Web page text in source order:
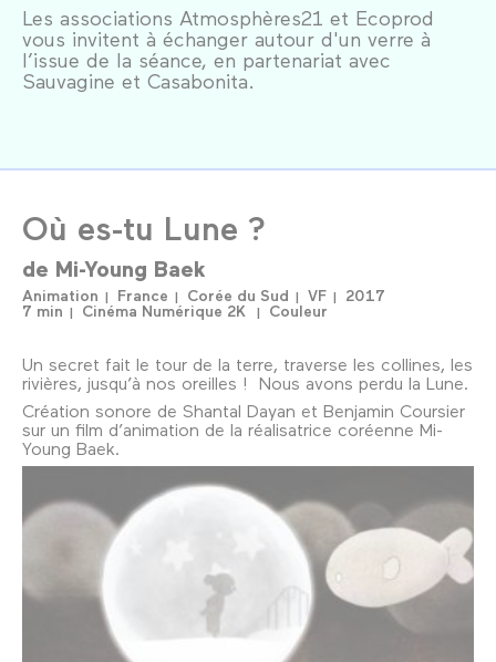
Les associations Atmosphères21 et Ecoprod
vous invitent à échanger autour d'un verre à
l’issue de la séance, en partenariat avec
Sauvagine et Casabonita.
Où es-tu Lune ?
de Mi-Young Baek
Animation France Corée du Sud VF
2017
7 min
Cinéma Numérique 2K Couleur
Un secret fait le tour de la terre, traverse les collines, les
rivières, jusqu’à nos oreilles ! Nous avons perdu la Lune.
Création sonore de Shantal Dayan et Benjamin Coursier
sur un film d’animation de la réalisatrice coréenne Mi-
Young Baek.